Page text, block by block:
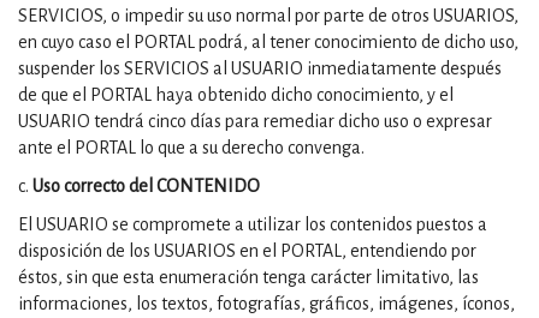
SERVICIOS, o impedir su uso normal por parte de otros USUARIOS,
en cuyo caso el PORTAL podrá, al tener conocimiento de dicho uso,
suspender los SERVICIOS al USUARIO inmediatamente después
de que el PORTAL haya obtenido dicho conocimiento, y el
USUARIO tendrá cinco días para remediar dicho uso o expresar
ante el PORTAL lo que a su derecho convenga.
c. Uso correcto del CONTENIDO
El USUARIO se compromete a utilizar los contenidos puestos a
disposición de los USUARIOS en el PORTAL, entendiendo por
éstos, sin que esta enumeración tenga carácter limitativo, las
informaciones, los textos, fotografías, gráficos, imágenes, íconos,